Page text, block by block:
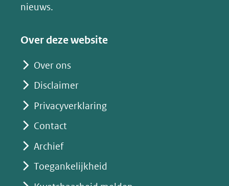
nieuws.
Over deze website
Over ons
Disclaimer
Privacyverklaring
Contact
Archief
Toegankelijkheid